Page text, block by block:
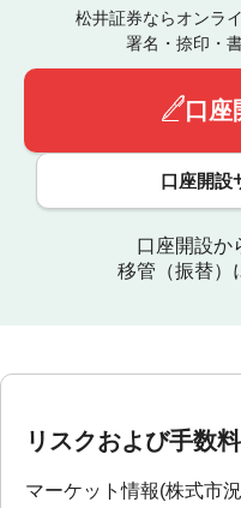
松井証券ならオンラ
署名・捺印・
口座
口座開設
口座開設か
移管（振替）
リスクおよび手数
マーケット情報(株式市